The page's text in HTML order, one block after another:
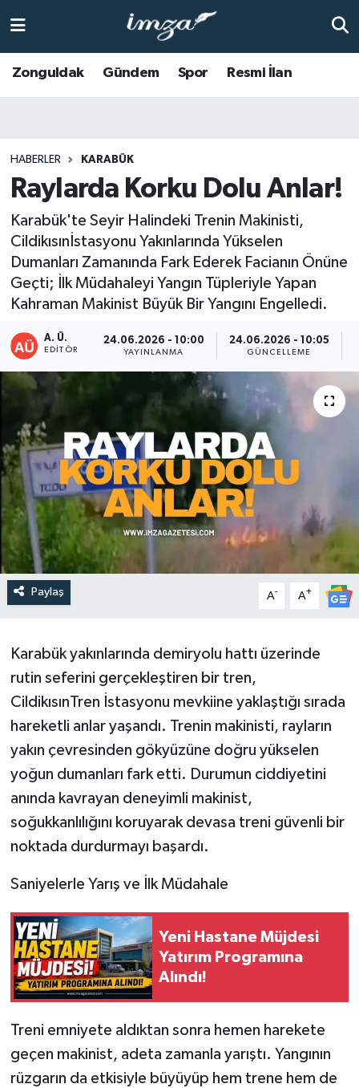
Zonguldak Gündem Spor Resmi İlan
HABERLER KARABÜK
Raylarda Korku Dolu Anlar!
Karabük'te Seyir Halindeki Trenin Makinisti,
Cildikısınİstasyonu Yakınlarında Yükselen
Dumanları Zamanında Fark Ederek Facianın Önüne
Geçti; İlk Müdahaleyi Yangın Tüpleriyle Yapan
Kahraman Makinist Büyük Bir Yangını Engelledi.
A. Ü.
EDITÖR
24.06.2026 - 10:00
YAYINLANMA
24.06.2026 - 10:05
GÜNCELLEME
Paylaş A- A+
​​Karabük yakınlarında demiryolu hattı üzerinde
rutin seferini gerçekleştiren bir tren,
CildikısınTren İstasyonu mevkiine yaklaştığı sırada
hareketli anlar yaşandı. Trenin makinisti, rayların
yakın çevresinden gökyüzüne doğru yükselen
yoğun dumanları fark etti. Durumun ciddiyetini
anında kavrayan deneyimli makinist,
soğukkanlılığını koruyarak devasa treni güvenli bir
noktada durdurmayı başardı.
​Saniyelerle Yarış ve İlk Müdahale
Yeni Hastane Müjdesi
Yatırım Programına
Alındı!
​Treni emniyete aldıktan sonra hemen harekete
geçen makinist, adeta zamanla yarıştı. Yangının
rüzgarın da etkisiyle büyüyüp hem trene hem de
Anasayfa
KOZLU
KİLİMLİ
BARTIN
BOLU
ÇAYCUMA
DEVREK
DÜZCE
EREĞLİ
GÖKÇEBEY
KARABÜK
KASTAMONU
Zonguldak Hava Durumu
Süper Lig Puan Durumu ve Fikstür
Tüm Manşetler
Son Dakika Haberleri
Haber Arşivi